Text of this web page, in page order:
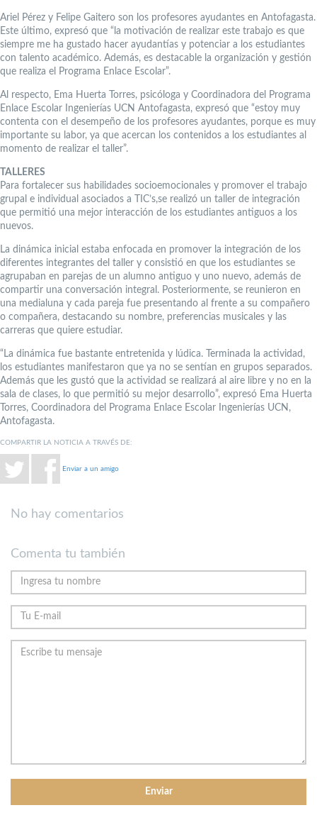
Ariel Pérez y Felipe Gaitero son los profesores ayudantes en Antofagasta.
Este último, expresó que “la motivación de realizar este trabajo es que
siempre me ha gustado hacer ayudantías y potenciar a los estudiantes
con talento académico. Además, es destacable la organización y gestión
que realiza el Programa Enlace Escolar”.
Al respecto, Ema Huerta Torres, psicóloga y Coordinadora del Programa
Enlace Escolar Ingenierías UCN Antofagasta, expresó que “estoy muy
contenta con el desempeño de los profesores ayudantes, porque es muy
importante su labor, ya que acercan los contenidos a los estudiantes al
momento de realizar el taller”.
TALLERES
Para fortalecer sus habilidades socioemocionales y promover el trabajo
grupal e individual asociados a TIC’s,se realizó un taller de integración
que permitió una mejor interacción de los estudiantes antiguos a los
nuevos.
La dinámica inicial estaba enfocada en promover la integración de los
diferentes integrantes del taller y consistió en que los estudiantes se
agrupaban en parejas de un alumno antiguo y uno nuevo, además de
compartir una conversación integral. Posteriormente, se reunieron en
una medialuna y cada pareja fue presentando al frente a su compañero
o compañera, destacando su nombre, preferencias musicales y las
carreras que quiere estudiar.
“La dinámica fue bastante entretenida y lúdica. Terminada la actividad,
los estudiantes manifestaron que ya no se sentían en grupos separados.
Además que les gustó que la actividad se realizará al aire libre y no en la
sala de clases, lo que permitió su mejor desarrollo”, expresó Ema Huerta
Torres, Coordinadora del Programa Enlace Escolar Ingenierías UCN,
Antofagasta.
COMPARTIR LA NOTICIA A TRAVÉS DE:
Enviar a un amigo
No hay comentarios
Comenta tu también